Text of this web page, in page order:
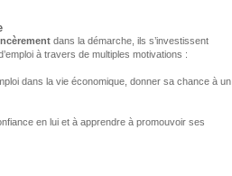
dans la démarche, ils s’investissent
à travers de multiples motivations :
dans la vie économique, donner sa chance à un
en lui et à apprendre à promouvoir ses